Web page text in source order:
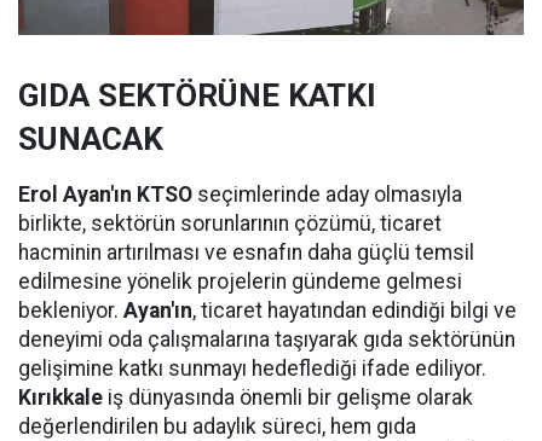
GIDA SEKTÖRÜNE KATKI
SUNACAK
Erol Ayan'ın KTSO seçimlerinde aday olmasıyla
birlikte, sektörün sorunlarının çözümü, ticaret
hacminin artırılması ve esnafın daha güçlü temsil
edilmesine yönelik projelerin gündeme gelmesi
bekleniyor. Ayan'ın, ticaret hayatından edindiği bilgi ve
deneyimi oda çalışmalarına taşıyarak gıda sektörünün
gelişimine katkı sunmayı hedeflediği ifade ediliyor.
Kırıkkale iş dünyasında önemli bir gelişme olarak
değerlendirilen bu adaylık süreci, hem gıda